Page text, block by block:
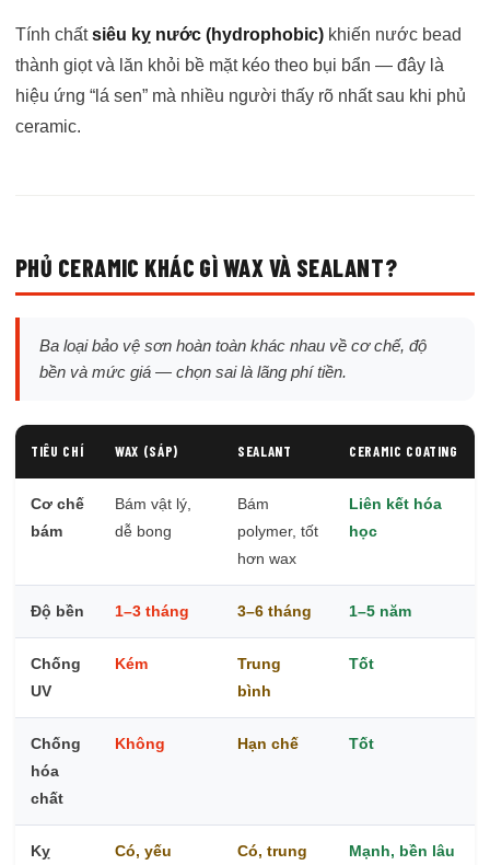
Tính chấtsiêu kỵ nước (hydrophobic) khiến nước bead
thành giọt và lăn khỏi bề mặt kéo theo bụi bẩn — đây là
hiệu ứng “lá sen” mà nhiều người thấy rõ nhất sau khi phủ
ceramic.
PHỦ CERAMIC KHÁC GÌ WAX VÀ SEALANT?
Ba loại bảo vệ sơn hoàn toàn khác nhau về cơ chế, độ
bền và mức giá — chọn sai là lãng phí tiền.
TIÊU CHÍ WAX (SÁP) SEALANT CERAMIC COATING
Cơ chế
bám
Bám vật lý,
dễ bong
Bám
polymer, tốt
hơn wax
Liên kết hóa
học
Độ bền 1–3 tháng 3–6 tháng 1–5 năm
Chống
UV
Kém
Trung
bình
Tốt
Chống
hóa
chất
Không Hạn chế Tốt
Kỵ
Có, yếu
Có, trung
Mạnh, bền lâu